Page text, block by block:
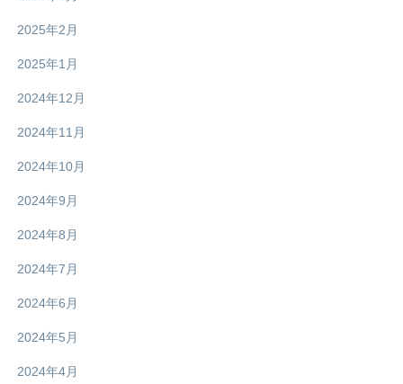
2025年2月
2025年1月
2024年12月
2024年11月
2024年10月
2024年9月
2024年8月
2024年7月
2024年6月
2024年5月
2024年4月